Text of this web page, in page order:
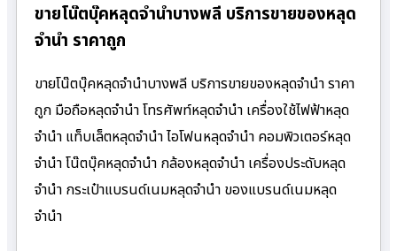
ขายโน๊ตบุ๊คหลุดจำนำบางพลี บริการขายของหลุด
จำนำ ราคาถูก
ขายโน๊ตบุ๊คหลุดจำนำบางพลี บริการขายของหลุดจำนำ ราคา
ถูก มือถือหลุดจำนำ โทรศัพท์หลุดจำนำ เครื่องใช้ไฟฟ้าหลุด
จำนำ แท็บเล็ตหลุดจำนำ ไอโฟนหลุดจำนำ คอมพิวเตอร์หลุด
จำนำ โน๊ตบุ๊คหลุดจำนำ กล้องหลุดจำนำ เครื่องประดับหลุด
จำนำ กระเป๋าแบรนด์เนมหลุดจำนำ ของแบรนด์เนมหลุด
จำนำ